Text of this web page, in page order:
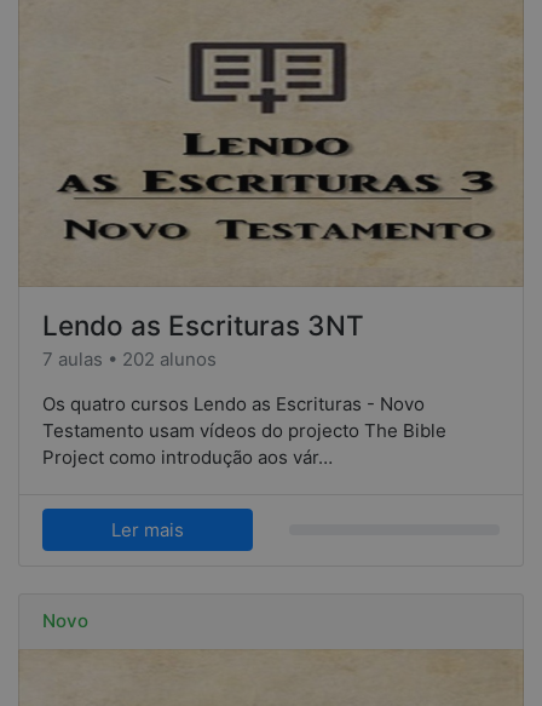
Lendo as Escrituras 3NT
7 aulas • 202 alunos
Os quatro cursos Lendo as Escrituras - Novo
Testamento usam vídeos do projecto The Bible
Project como introdução aos vár…
Ler mais
Novo